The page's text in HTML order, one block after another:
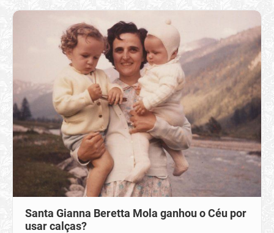
Santa Gianna Beretta Mola ganhou o Céu por
usar calças?